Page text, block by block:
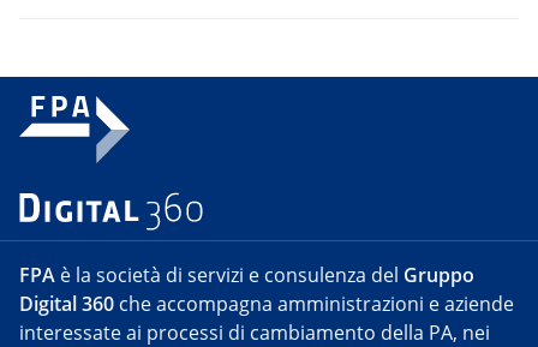
FPA è la società di servizi e consulenza del Gruppo
Digital 360 che accompagna amministrazioni e aziende
interessate ai processi di cambiamento della PA, nei